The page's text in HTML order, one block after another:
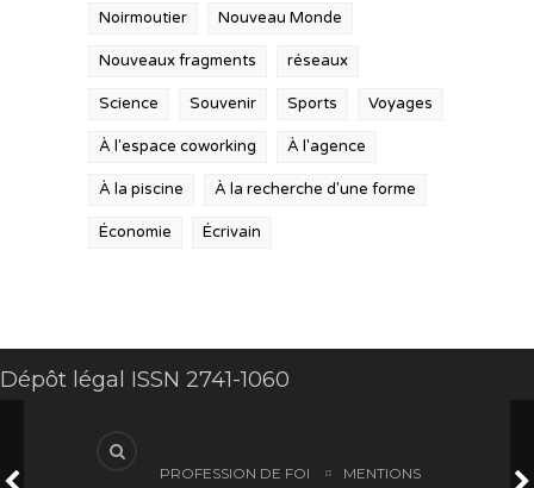
Noirmoutier Nouveau Monde
Nouveaux fragments réseaux
Science Souvenir Sports Voyages
À l'espace coworking À l'agence
À la piscine À la recherche d'une forme
Économie Écrivain
Dépôt légal ISSN 2741-1060
PROFESSION DE FOI MENTIONS